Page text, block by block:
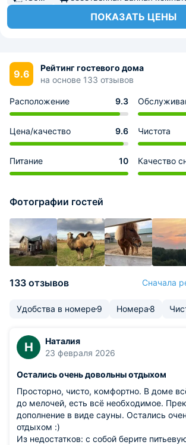
ПОКАЗАТЬ ЦЕНЫ
9.6
Рейтинг гостевого дома
на основе 133 отзывов
Расположение 9.3
Цена/качество 9.6 Чистота
Питание 10 Качество
Фотографии гостей
133 отзывов Сначала
Удобства в номере9 Номера 8
Н
Наталия
23 февраля 2026
Остались очень довольны отдыхом
Просторно, чисто, комфортно. В доме
до мелочей, есть всё необходимое.
дополнение в виде сауны. Остались
отдыхом :)
Из недостатков: с собой берите